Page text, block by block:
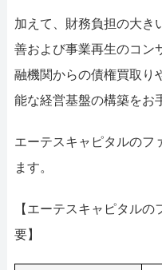
加えて、財務負担の大き
善および事業再生のコン
融機関からの債権買取り
能な経営基盤の構築をお
エーテスキャピタルのフ
ます。
【エーテスキャピタル
要】